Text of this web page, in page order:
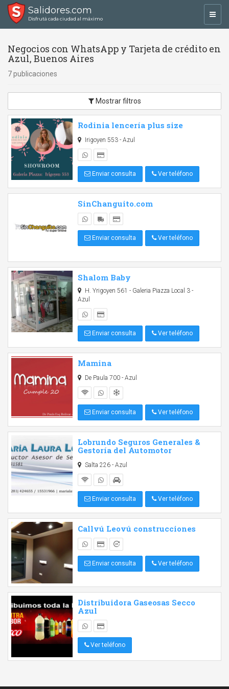
Salidores.com
Disfrutá cada ciudad al máximo
Negocios con WhatsApp y Tarjeta de crédito en
Azul, Buenos Aires
7 publicaciones
Mostrar filtros
Rodinia lencería plus size
Irigoyen 553 - Azul
Enviar consulta Ver teléfono
SinChanguito.com
Enviar consulta Ver teléfono
Shalom Baby
H. Yrigoyen 561 - Galeria Piazza Local 3 -
Azul
Enviar consulta Ver teléfono
Mamina
De Paula 700 - Azul
Enviar consulta Ver teléfono
Lobrundo Seguros Generales &
Gestoría del Automotor
Salta 226 - Azul
Enviar consulta Ver teléfono
Callvú Leovú construcciones
Enviar consulta Ver teléfono
Distribuidora Gaseosas Secco
Azul
Ver teléfono